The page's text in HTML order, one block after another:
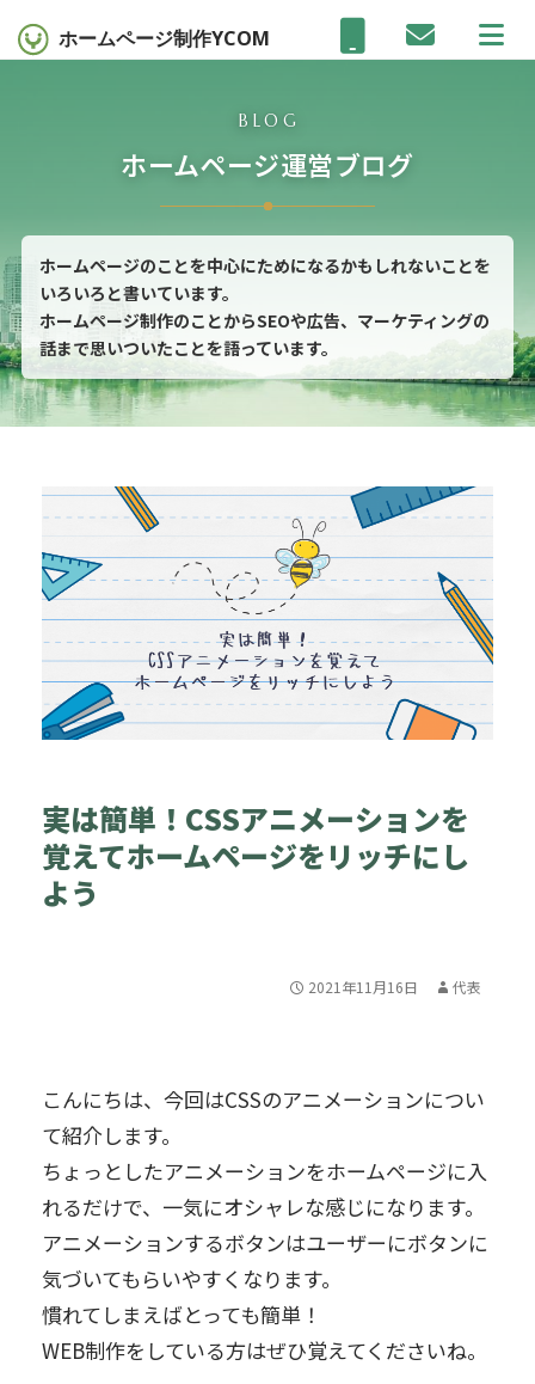
ホームページ制作YCOM
ホームページ運営ブログ
BLOG
ホームページのことを中心にためになるかもしれないことを
いろいろと書いています。
ホームページ制作のことからSEOや広告、マーケティングの
話まで思いついたことを語っています。
実は簡単！CSSアニメーションを
覚えてホームページをリッチにし
よう
2021年11月16日 代表
こんにちは、今回はCSSのアニメーションについ
て紹介します。
ちょっとしたアニメーションをホームページに入
れるだけで、一気にオシャレな感じになります。
アニメーションするボタンはユーザーにボタンに
気づいてもらいやすくなります。
慣れてしまえばとっても簡単！
WEB制作をしている方はぜひ覚えてくださいね。